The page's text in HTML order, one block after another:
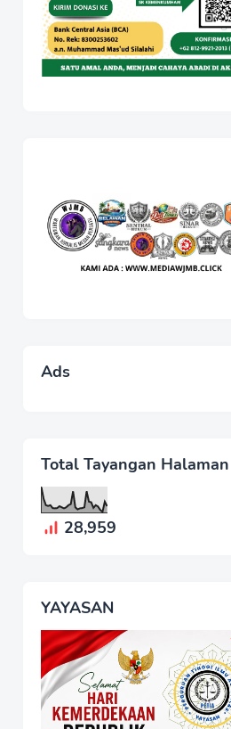
Ads
Total Tayangan Halaman
28,959
YAYASAN